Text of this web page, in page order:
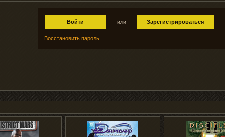
Войти или Зарегистрироваться
Восстановить пароль